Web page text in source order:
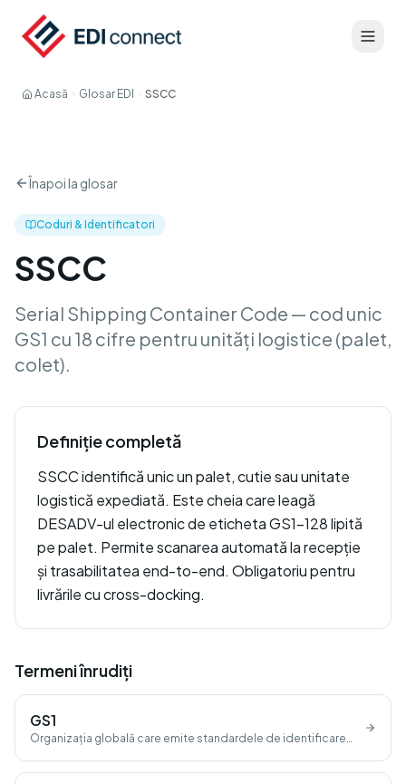
Acasă Glosar EDI SSCC
Înapoi la glosar
Coduri & Identificatori
SSCC
Serial Shipping Container Code — cod unic
GS1 cu 18 cifre pentru unități logistice (palet,
colet).
Definiție completă
SSCC identifică unic un palet, cutie sau unitate
logistică expediată. Este cheia care leagă
DESADV-ul electronic de eticheta GS1-128 lipită
pe palet. Permite scanarea automată la recepție
și trasabilitatea end-to-end. Obligatoriu pentru
livrările cu cross-docking.
Termeni înrudiți
GS1
Organizația globală care emite standardele de identificare